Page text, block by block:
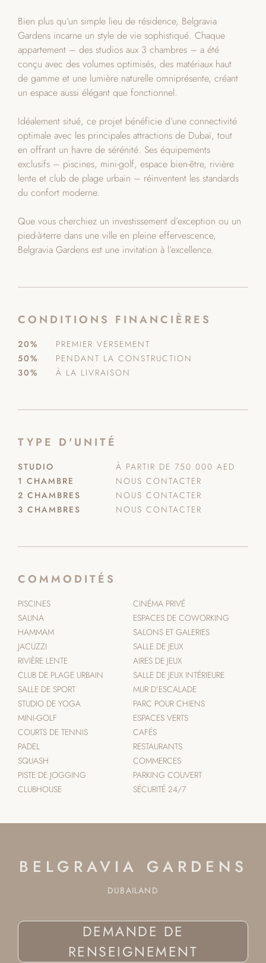
Bien plus qu’un simple lieu de résidence, Belgravia
Gardens incarne un style de vie sophistiqué. Chaque
appartement – des studios aux 3 chambres – a été
conçu avec des volumes optimisés, des matériaux haut
de gamme et une lumière naturelle omniprésente, créant
un espace aussi élégant que fonctionnel.
Idéalement situé, ce projet bénéficie d’une connectivité
optimale avec les principales attractions de Dubaï, tout
en offrant un havre de sérénité. Ses équipements
exclusifs – piscines, mini-golf, espace bien-être, rivière
lente et club de plage urbain – réinventent les standards
du confort moderne.
Que vous cherchiez un investissement d’exception ou un
pied-à-terre dans une ville en pleine effervescence,
Belgravia Gardens est une invitation à l’excellence.
CONDITIONS FINANCIÈRES
20%
50%
30%
PREMIER VERSEMENT
PENDANT LA CONSTRUCTION
À LA LIVRAISON
TYPE D'UNITÉ
STUDIO
1 CHAMBRE
2 CHAMBRES
3 CHAMBRES
À PARTIR DE 750.000 AED
NOUS CONTACTER
NOUS CONTACTER
NOUS CONTACTER
COMMODITÉS
PISCINES
SAUNA
HAMMAM
JACUZZI
RIVIÈRE LENTE
CLUB DE PLAGE URBAIN
SALLE DE SPORT
STUDIO DE YOGA
MINI-GOLF
COURTS DE TENNIS
PADEL
SQUASH
PISTE DE JOGGING
CLUBHOUSE
CINÉMA PRIVÉ
ESPACES DE COWORKING
SALONS ET GALERIES
SALLE DE JEUX
AIRES DE JEUX
SALLE DE JEUX INTÉRIEURE
MUR D’ESCALADE
PARC POUR CHIENS
ESPACES VERTS
CAFÉS
RESTAURANTS
COMMERCES
PARKING COUVERT
SÉCURITÉ 24/7
BELGRAVIA GARDENS
DUBAILAND
DEMANDE DE
RENSEIGNEMENT